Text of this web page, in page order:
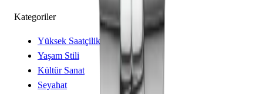
Kategoriler
Yüksek Saatçilik
Yaşam Stili
Kültür Sanat
Seyahat